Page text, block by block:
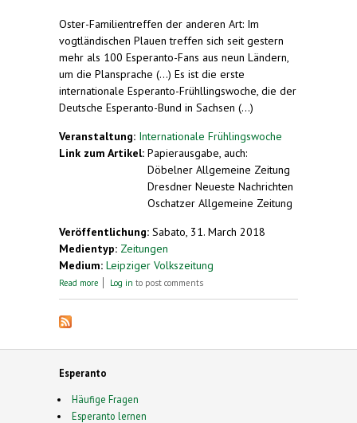
Oster-Familientreffen der anderen Art: Im
vogtländischen Plauen treffen sich seit gestern
mehr als 100 Esperanto-Fans aus neun Ländern,
um die Plansprache (...) Es ist die erste
internationale Esperanto-Frühllingswoche, die der
Deutsche Esperanto-Bund in Sachsen (...)
Veranstaltung: Internationale Frühlingswoche
Link zum Artikel: Papierausgabe, auch:
Döbelner Allgemeine Zeitung
Dresdner Neueste Nachrichten
Oschatzer Allgemeine Zeitung
Veröffentlichung: Sabato, 31. March 2018
Medientyp: Zeitungen
Medium: Leipziger Volkszeitung
Read more about Esperanto-Fans treffen sich zu Ostern in
Log in to post comments
Esperanto
Häufige Fragen
Esperanto lernen